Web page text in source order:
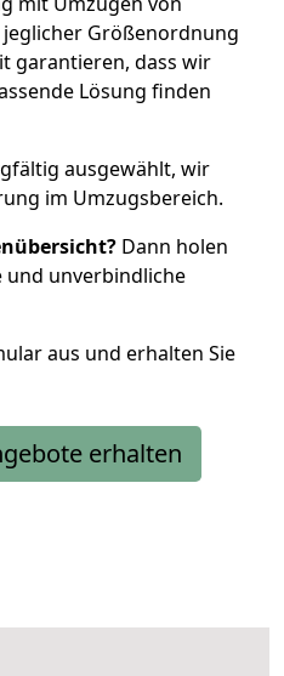
Größenordnung
garantieren, dass wir
Lösung finden
ausgewählt, wir
im Umzugsbereich.
Dann holen
und unverbindliche
aus und erhalten Sie
erhalten